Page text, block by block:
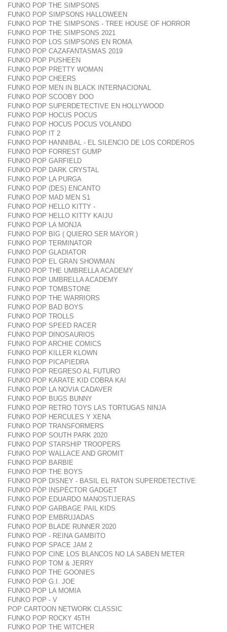
FUNKO POP THE SIMPSONS
FUNKO POP SIMPSONS HALLOWEEN
FUNKO POP THE SIMPSONS - TREE HOUSE OF HORROR
FUNKO POP THE SIMPSONS 2021
FUNKO POP LOS SIMPSONS EN ROMA
FUNKO POP CAZAFANTASMAS 2019
FUNKO POP PUSHEEN
FUNKO POP PRETTY WOMAN
FUNKO POP CHEERS
FUNKO POP MEN IN BLACK INTERNACIONAL
FUNKO POP SCOOBY DOO
FUNKO POP SUPERDETECTIVE EN HOLLYWOOD
FUNKO POP HOCUS POCUS
FUNKO POP HOCUS POCUS VOLANDO
FUNKO POP IT 2
FUNKO POP HANNIBAL - EL SILENCIO DE LOS CORDEROS
FUNKO POP FORREST GUMP
FUNKO POP GARFIELD
FUNKO POP DARK CRYSTAL
FUNKO POP LA PURGA
FUNKO POP (DES) ENCANTO
FUNKO POP MAD MEN S1
FUNKO POP HELLO KITTY -
FUNKO POP HELLO KITTY KAIJU
FUNKO POP LA MONJA
FUNKO POP BIG ( QUIERO SER MAYOR )
FUNKO POP TERMINATOR
FUNKO POP GLADIATOR
FUNKO POP EL GRAN SHOWMAN
FUNKO POP THE UMBRELLA ACADEMY
FUNKO POP UMBRELLA ACADEMY
FUNKO POP TOMBSTONE
FUNKO POP THE WARRIORS
FUNKO POP BAD BOYS
FUNKO POP TROLLS
FUNKO POP SPEED RACER
FUNKO POP DINOSAURIOS
FUNKO POP ARCHIE COMICS
FUNKO POP KILLER KLOWN
FUNKO POP PICAPIEDRA
FUNKO POP REGRESO AL FUTURO
FUNKO POP KARATE KID COBRA KAI
FUNKO POP LA NOVIA CADAVER
FUNKO POP BUGS BUNNY
FUNKO POP RETRO TOYS LAS TORTUGAS NINJA
FUNKO POP HERCULES Y XENA
FUNKO POP TRANSFORMERS
FUNKO POP SOUTH PARK 2020
FUNKO POP STARSHIP TROOPERS
FUNKO POP WALLACE AND GROMIT
FUNKO POP BARBIE
FUNKO POP THE BOYS
FUNKO POP DISNEY - BASIL EL RATON SUPERDETECTIVE
FUNKO PÒP INSPÈCTOR GADGET
FUNKO POP EDUARDO MANOSTIJERAS
FUNKO POP GARBAGE PAIL KIDS
FUNKO POP EMBRUJADAS
FUNKO POP BLADE RUNNER 2020
FUNKO POP - REINA GAMBITO
FUNKO POP SPACE JAM 2
FUNKO POP CINE LOS BLANCOS NO LA SABEN METER
FUNKO POP TOM & JERRY
FUNKO POP THE GOONIES
FUNKO POP G.I. JOE
FUNKO POP LA MOMIA
FUNKO POP - V
POP CARTOON NETWORK CLASSIC
FUNKO POP ROCKY 45TH
FUNKO POP THE WITCHER